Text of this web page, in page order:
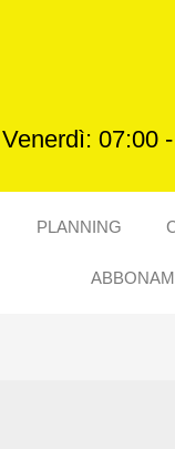
07:00
PLANNING